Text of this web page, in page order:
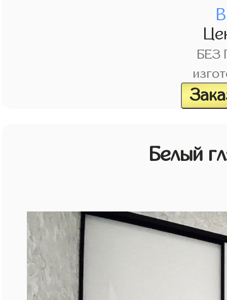
БЕЗ
Белый